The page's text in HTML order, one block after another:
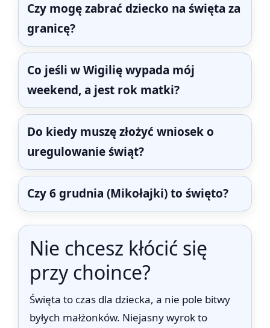
Czy mogę zabrać dziecko na święta za
granicę?
Co jeśli w Wigilię wypada mój
weekend, a jest rok matki?
Do kiedy muszę złożyć wniosek o
uregulowanie świąt?
Czy 6 grudnia (Mikołajki) to święto?
Nie chcesz kłócić się
przy choince?
Święta to czas dla dziecka, a nie pole bitwy
byłych małżonków. Niejasny wyrok to